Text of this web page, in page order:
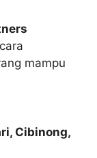
mampu
Cibinong,